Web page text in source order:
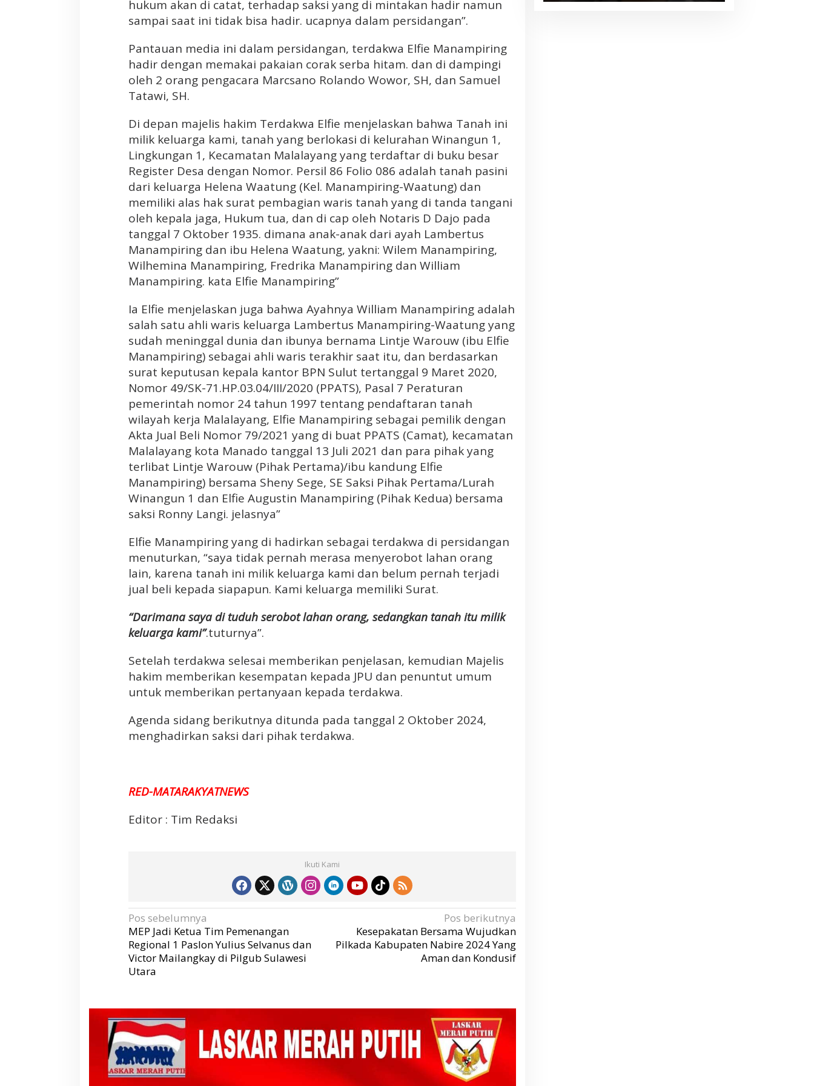
a
n
d
a
k
a
A
s
T
a
n
a
n
y
a
e
n
r
i
K
e
a
l
i
D
i
i
a
n
g
a
n
N
M
n
a
hukum akan di catat, terhadap saksi yang di mintakan hadir namun
sampai saat ini tidak bisa hadir. ucapnya dalam persidangan”.
Pantauan media ini dalam persidangan, terdakwa Elfie Manampiring
hadir dengan memakai pakaian corak serba hitam. dan di dampingi
oleh 2 orang pengacara Marcsano Rolando Wowor, SH, dan Samuel
Tatawi, SH.
Di depan majelis hakim Terdakwa Elfie menjelaskan bahwa Tanah ini
milik keluarga kami, tanah yang berlokasi di kelurahan Winangun 1,
Lingkungan 1, Kecamatan Malalayang yang terdaftar di buku besar
Register Desa dengan Nomor. Persil 86 Folio 086 adalah tanah pasini
dari keluarga Helena Waatung (Kel. Manampiring-Waatung) dan
memiliki alas hak surat pembagian waris tanah yang di tanda tangani
oleh kepala jaga, Hukum tua, dan di cap oleh Notaris D Dajo pada
tanggal 7 Oktober 1935. dimana anak-anak dari ayah Lambertus
Manampiring dan ibu Helena Waatung, yakni: Wilem Manampiring,
Wilhemina Manampiring, Fredrika Manampiring dan William
Manampiring. kata Elfie Manampiring”
Ia Elfie menjelaskan juga bahwa Ayahnya William Manampiring adalah
salah satu ahli waris keluarga Lambertus Manampiring-Waatung yang
sudah meninggal dunia dan ibunya bernama Lintje Warouw (ibu Elfie
Manampiring) sebagai ahli waris terakhir saat itu, dan berdasarkan
surat keputusan kepala kantor BPN Sulut tertanggal 9 Maret 2020,
Nomor 49/SK-71.HP.03.04/III/2020 (PPATS), Pasal 7 Peraturan
pemerintah nomor 24 tahun 1997 tentang pendaftaran tanah
wilayah kerja Malalayang, Elfie Manampiring sebagai pemilik dengan
Akta Jual Beli Nomor 79/2021 yang di buat PPATS (Camat), kecamatan
Malalayang kota Manado tanggal 13 Juli 2021 dan para pihak yang
terlibat Lintje Warouw (Pihak Pertama)/ibu kandung Elfie
Manampiring) bersama Sheny Sege, SE Saksi Pihak Pertama/Lurah
Winangun 1 dan Elfie Augustin Manampiring (Pihak Kedua) bersama
saksi Ronny Langi. jelasnya”
Elfie Manampiring yang di hadirkan sebagai terdakwa di persidangan
menuturkan, “saya tidak pernah merasa menyerobot lahan orang
lain, karena tanah ini milik keluarga kami dan belum pernah terjadi
jual beli kepada siapapun. Kami keluarga memiliki Surat.
“Darimana saya di tuduh serobot lahan orang, sedangkan tanah itu milik
keluarga kami”.tuturnya”.
Setelah terdakwa selesai memberikan penjelasan, kemudian Majelis
hakim memberikan kesempatan kepada JPU dan penuntut umum
untuk memberikan pertanyaan kepada terdakwa.
Agenda sidang berikutnya ditunda pada tanggal 2 Oktober 2024,
menghadirkan saksi dari pihak terdakwa.
RED-MATARAKYATNEWS
Editor : Tim Redaksi
Ikuti Kami
N
a
v
i
g
a
s
i
p
o
Pos sebelumnya
MEP Jadi Ketua Tim Pemenangan
Regional 1 Paslon Yulius Selvanus dan
Victor Mailangkay di Pilgub Sulawesi
Utara
Pos berikutnya
Kesepakatan Bersama Wujudkan
Pilkada Kabupaten Nabire 2024 Yang
Aman dan Kondusif
dan Penambangan Liar